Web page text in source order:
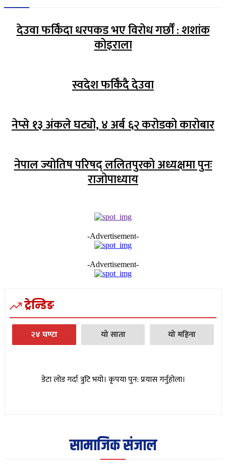
देउवा फर्किँदा धरपकड भए विरोध गर्छौँं : शशांक
कोइराला
स्वदेश फर्किँदै देउवा
नेप्से १३ अंकले घट्यो, ४ अर्ब ६२ करोडको कारोबार
नेपाल ज्योतिष परिषद् ललितपुरको अध्यक्षमा पुनः
राजोपाध्याय
-Advertisement-
-Advertisement-
ट्रेन्डिङ
२४ घण्टा यो साता यो महिना
डेटा लोड गर्दा त्रुटि भयो। कृपया पुन: प्रयास गर्नुहोला।
सामाजिक संजाल